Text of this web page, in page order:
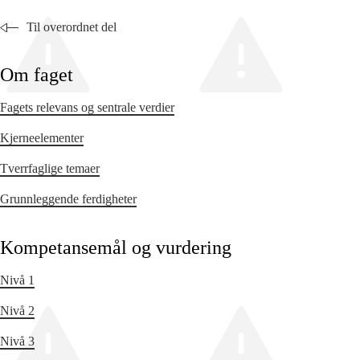
Til overordnet del
Om faget
Fagets relevans og sentrale verdier
Kjerneelementer
Tverrfaglige temaer
Grunnleggende ferdigheter
Kompetansemål og vurdering
Nivå 1
Nivå 2
Nivå 3